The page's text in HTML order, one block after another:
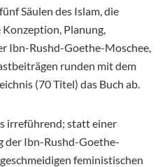
Säulen des Islam, die
Planung,
Ibn-Rushd-Goethe-Moschee,
runden mit dem
(70 Titel) das Buch ab.
irreführend; statt einer
der Ibn-Rushd-Goethe-
feministischen